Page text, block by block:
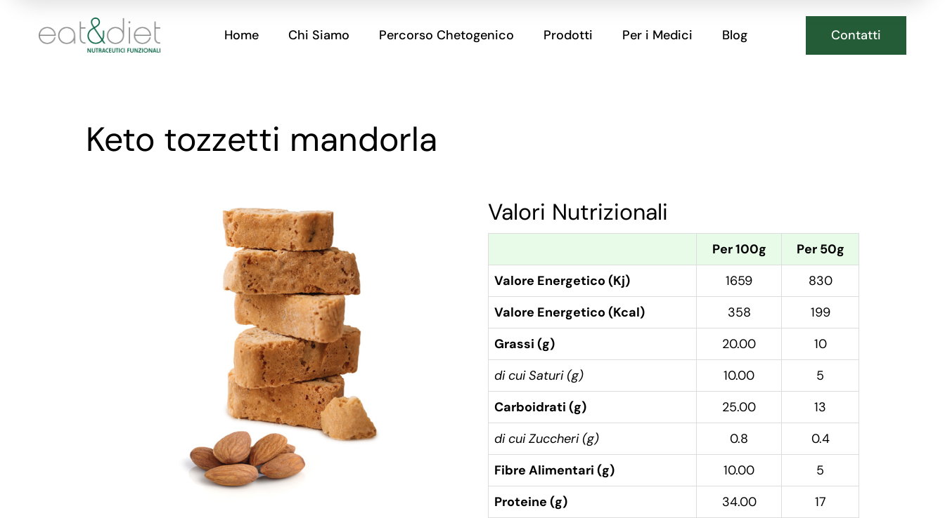
Home Chi Siamo Percorso Chetogenico Prodotti Per i Medici Blog Contatti
Keto tozzetti mandorla
Valori Nutrizionali
Per 100g
Per 50g
Valore Energetico (Kj)
1659
830
Valore Energetico (Kcal)
358
199
Grassi (g)
20.00
10
di cui Saturi (g)
10.00
5
Carboidrati (g)
25.00
13
di cui Zuccheri (g)
0.8
0.4
Fibre Alimentari (g)
10.00
5
Proteine (g)
34.00
17